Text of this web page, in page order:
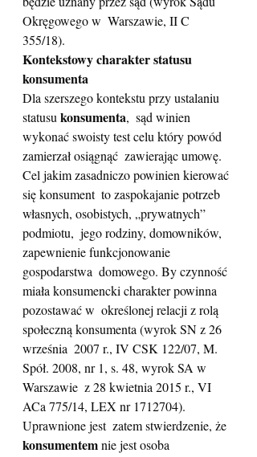
Okręgowego w  Warszawie, II C
355/18).
Kontekstowy charakter statusu
konsumenta
Dla szerszego kontekstu przy ustalaniu
statusu konsumenta,  sąd winien
wykonać swoisty test celu który powód
zamierzał osiągnąć  zawierając umowę.
Cel jakim zasadniczo powinien kierować
się konsument  to zaspokajanie potrzeb
własnych, osobistych, „prywatnych”
podmiotu,  jego rodziny, domowników,
zapewnienie funkcjonowanie
gospodarstwa  domowego. By czynność
miała konsumencki charakter powinna
pozostawać w  określonej relacji z rolą
społeczną konsumenta (wyrok SN z 26
września  2007 r., IV CSK 122/07, M.
Spół. 2008, nr 1, s. 48, wyrok SA w
Warszawie  z 28 kwietnia 2015 r., VI
ACa 775/14, LEX nr 1712704).
Uprawnione jest  zatem stwierdzenie, że
konsumentem nie jest osoba